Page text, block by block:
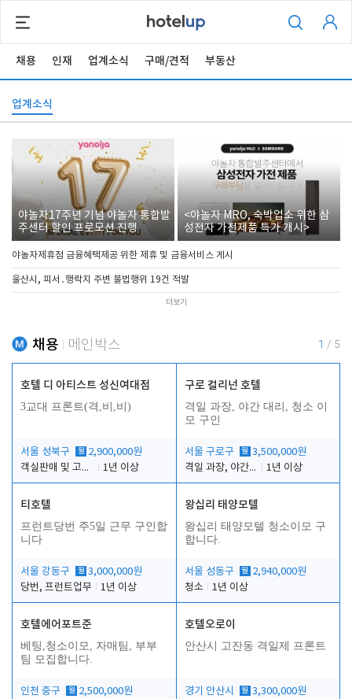
채용 인재 업계소식 구매/견적 부동산
업계소식
야놀자17주년 기념 야놀자 통합발
주센터 할인 프로모션 진행
<야놀자 MRO, 숙박업소 위한 삼
성전자 가전제품 특가 개시>
야놀자제휴점 금융혜택제공 위한 제휴 및 금융서비스 게시
울산시, 피서․행락지 주변 불법행위 19건 적발
더보기
채용 메인박스 1 / 5
호텔 디 아티스트 성신여대점
3교대 프론트(격,비,비)
서울 성북구 월 2,900,000원
객실판매 및 고객응대
1년 이상
구로 컬리넌 호텔
격일 과장, 야간 대리, 청소 이
모 구인
서울 구로구 월 3,500,000원
격일 과장, 야간 대리, 청소 이모
1년 이상
티호텔
프런트당번 주5일 근무 구인합
니다
서울 강동구 월 3,000,000원
당번, 프런트업무
1년 이상
왕십리 태양모텔
왕십리 태양모텔 청소이모 구
합니다.
서울 성동구 월 2,940,000원
청소
1년 이상
호텔에어포트준
베팅,청소이모, 자매팀, 부부
팀 모집합니다.
인천 중구 월 2,500,000원
호텔오로이
안산시 고잔동 격일제 프론트
경기 안산시 월 3,300,000원